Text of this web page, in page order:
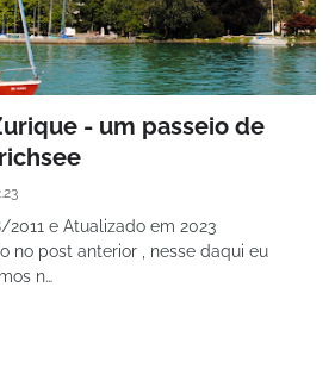
- um passeio de
e Atualizado em 2023
no post anterior , nesse daqui eu
n…